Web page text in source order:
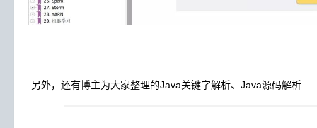
另外，还有博主为大家整理的Java关键字解析、Java源码解析